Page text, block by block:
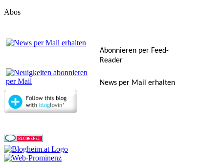
Abos
Abonnieren per Feed-
Reader
News per Mail erhalten